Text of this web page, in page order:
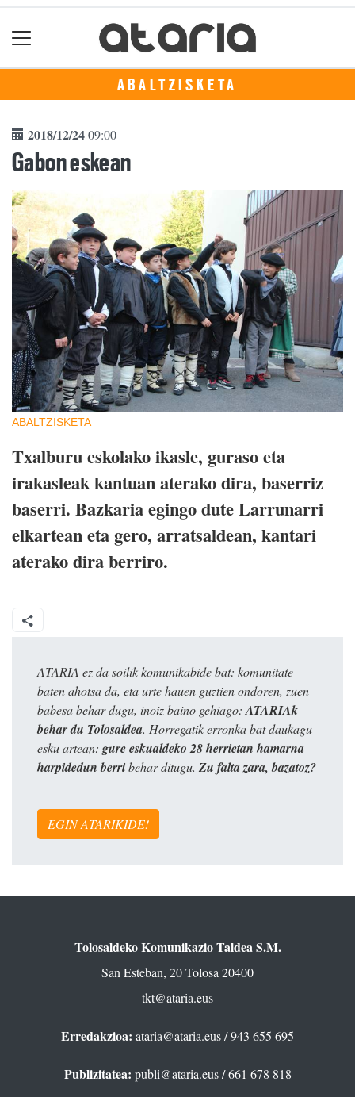
ABALTZISKETA
2018/12/2409:00
Gabon eskean
ABALTZISKETA
Txalburu eskolako ikasle, guraso eta
irakasleak kantuan aterako dira, baserriz
baserri. Bazkaria egingo dute Larrunarri
elkartean eta gero, arratsaldean, kantari
aterako dira berriro.
ATARIA ez da soilik komunikabide bat: komunitate
baten ahotsa da, eta urte hauen guztien ondoren, zuen
babesa behar dugu, inoiz baino gehiago: ATARIAk
behar du Tolosaldea. Horregatik erronka bat daukagu
esku artean: gure eskualdeko 28 herrietan hamarna
harpidedun berribehar ditugu. Zu falta zara, bazatoz?
EGIN ATARIKIDE!
Tolosaldeko Komunikazio Taldea S.M.
San Esteban, 20 Tolosa 20400
tkt@ataria.eus
Erredakzioa: ataria@ataria.eus/ 943 655 695
Publizitatea: publi@ataria.eus/ 661 678 818